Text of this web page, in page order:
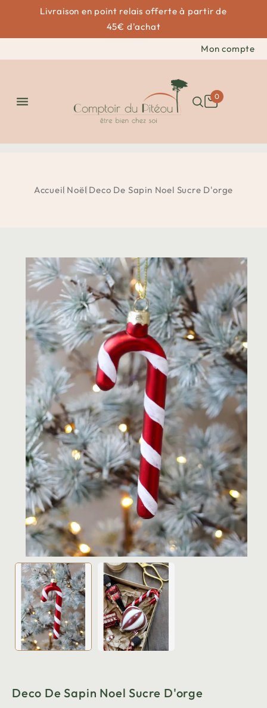
Livraison en point relais offerte à partir de
45€ d'achat
Mon compte
 0
Accueil Noël Deco De Sapin Noel Sucre D'orge
Deco De Sapin Noel Sucre D'orge